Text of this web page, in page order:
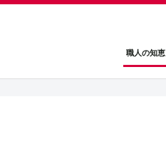
職人の知恵